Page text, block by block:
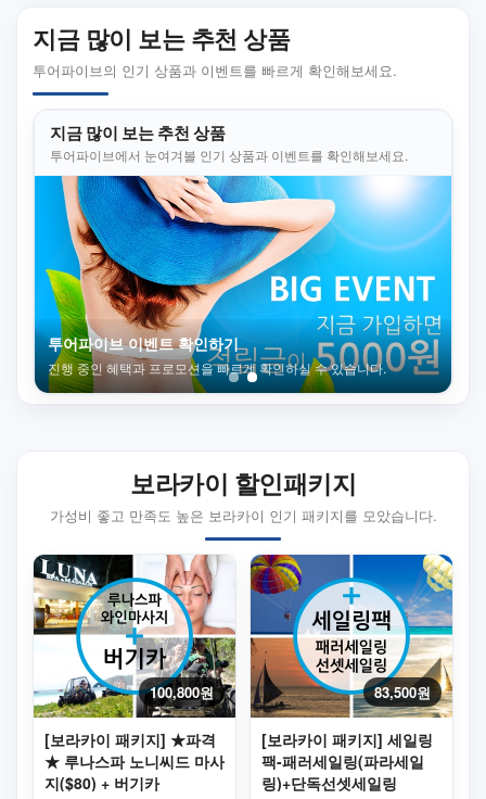
지금 많이 보는 추천 상품
투어파이브의 인기 상품과 이벤트를 빠르게 확인해보세요.
지금 많이 보는 추천 상품
투어파이브에서 눈여겨볼 인기 상품과 이벤트를 확인해보세요.
보라카이 데이투어 패키지
가볍게 즐기기 좋은 인기 일정으로 편하게 둘러보세요.
보라카이 할인패키지
가성비 좋고 만족도 높은 보라카이 인기 패키지를 모았습니다.
100,800원
[보라카이 패키지] ★파격
★ 루나스파 노니씨드 마사
지($80) + 버기카
83,500원
[보라카이 패키지] 세일링
팩-패러세일링(파라세일
링)+단독선셋세일링